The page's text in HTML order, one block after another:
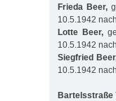
Frieda Beer,
10.5.1942
Lotte Beer,
10.5.1942
Siegfried
10.5.1942
Bartelsstraße